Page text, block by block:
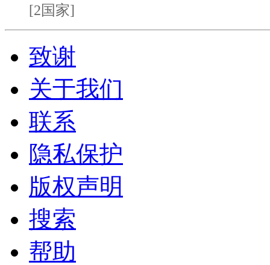
[2国家]
致谢
关于我们
联系
隐私保护
版权声明
搜索
帮助